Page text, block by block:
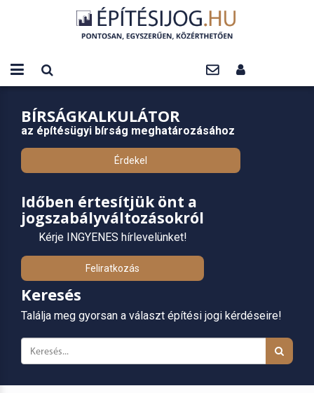
BÍRSÁGKALKULÁTOR
az építésügyi bírság meghatározásához
Érdekel
Időben értesítjük önt a
jogszabályváltozásokról
Kérje INGYENES hírlevelünket!
Feliratkozás
Keresés
Találja meg gyorsan a választ építési jogi kérdéseire!